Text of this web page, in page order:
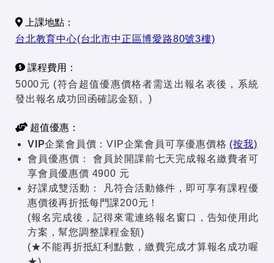
上課地點：
台北教育中心(台北市中正區博愛路80號3樓)
課程費用：
5000元 (符合超值優惠價格者需送出報名表後，系統
發出報名成功回函確認金額。)
超值優惠：
VIP企業會員價：VIP企業會員可享優惠價格 (按我)
會員優惠價：
會員於開課前七天完成報名繳費者可
享會員優惠價 4900 元
好課成雙活動：
凡符合活動條件，即可享有課程優
惠價後再折抵每門課200元！
(報名完成後，記得來電連絡報名窗口，告知使用此
方案，幫您調整課程金額)
(★不能再折抵紅利點數，繳費完成才算報名成功喔